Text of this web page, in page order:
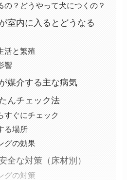
の？どうやって犬につくの？
室内に入るとどうなる
活と繁殖
響
媒介する主な病気
んチェック法
すぐにチェック
る場所
グの効果
全な対策（床材別）
グの対策